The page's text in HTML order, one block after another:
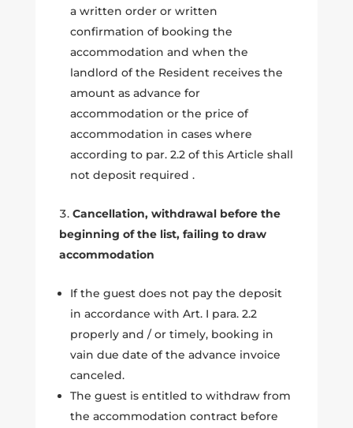
a written order or written
confirmation of booking the
accommodation and when the
landlord of the Resident receives the
amount as advance for
accommodation or the price of
accommodation in cases where
according to par. 2.2 of this Article shall
not deposit required .
Cancellation, withdrawal before the
beginning of the list, failing to draw
accommodation
If the guest does not pay the deposit
in accordance with Art. I para. 2.2
properly and / or timely, booking in
vain due date of the advance invoice
canceled.
The guest is entitled to withdraw from
the accommodation contract before